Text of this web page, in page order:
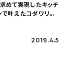
めて実現したキッチ
叶えたコダワリの
2019.4.5